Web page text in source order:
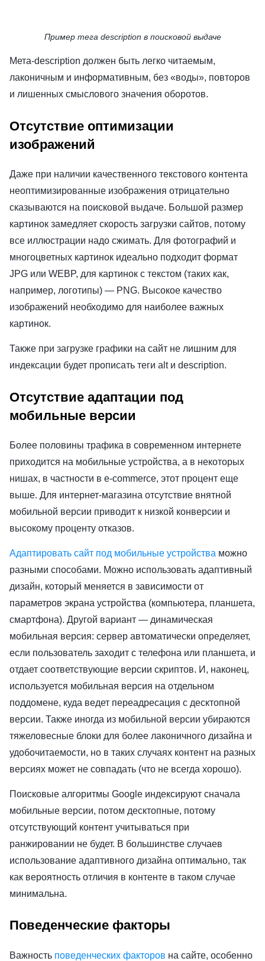
Пример тега description в поисковой выдаче
Мета-description должен быть легко читаемым,
лаконичным и информативным, без «воды», повторов
и лишенных смыслового значения оборотов.
Отсутствие оптимизации
изображений
Даже при наличии качественного текстового контента
неоптимизированные изображения отрицательно
сказываются на поисковой выдаче. Большой размер
картинок замедляет скорость загрузки сайтов, потому
все иллюстрации надо сжимать. Для фотографий и
многоцветных картинок идеально подходит формат
JPG или WEBP, для картинок с текстом (таких как,
например, логотипы) — PNG. Высокое качество
изображений необходимо для наиболее важных
картинок.
Также при загрузке графики на сайт не лишним для
индексации будет прописать теги alt и description.
Отсутствие адаптации под
мобильные версии
Более половины трафика в современном интернете
приходится на мобильные устройства, а в некоторых
нишах, в частности в e-commerce, этот процент еще
выше. Для интернет-магазина отсутствие внятной
мобильной версии приводит к низкой конверсии и
высокому проценту отказов.
Адаптировать сайт под мобильные устройства можно
разными способами. Можно использовать адаптивный
дизайн, который меняется в зависимости от
параметров экрана устройства (компьютера, планшета,
смартфона). Другой вариант — динамическая
мобильная версия: сервер автоматически определяет,
если пользователь заходит с телефона или планшета, и
отдает соответствующие версии скриптов. И, наконец,
используется мобильная версия на отдельном
поддомене, куда ведет переадресация с десктопной
версии. Также иногда из мобильной версии убираются
тяжеловесные блоки для более лаконичного дизайна и
удобочитаемости, но в таких случаях контент на разных
версиях может не совпадать (что не всегда хорошо).
Поисковые алгоритмы Google индексируют сначала
мобильные версии, потом десктопные, потому
отсутствующий контент учитываться при
ранжировании не будет. В большинстве случаев
использование адаптивного дизайна оптимально, так
как вероятность отличия в контенте в таком случае
минимальна.
Поведенческие факторы
Важность поведенческих факторов на сайте, особенно